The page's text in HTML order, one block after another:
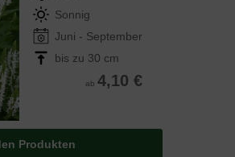
Sonnig
Juni - September
bis zu 30 cm
ab 4,10 €
Produkten